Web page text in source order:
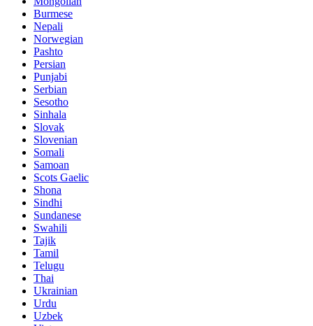
Burmese
Nepali
Norwegian
Pashto
Persian
Punjabi
Serbian
Sesotho
Sinhala
Slovak
Slovenian
Somali
Samoan
Scots Gaelic
Shona
Sindhi
Sundanese
Swahili
Tajik
Tamil
Telugu
Thai
Ukrainian
Urdu
Uzbek